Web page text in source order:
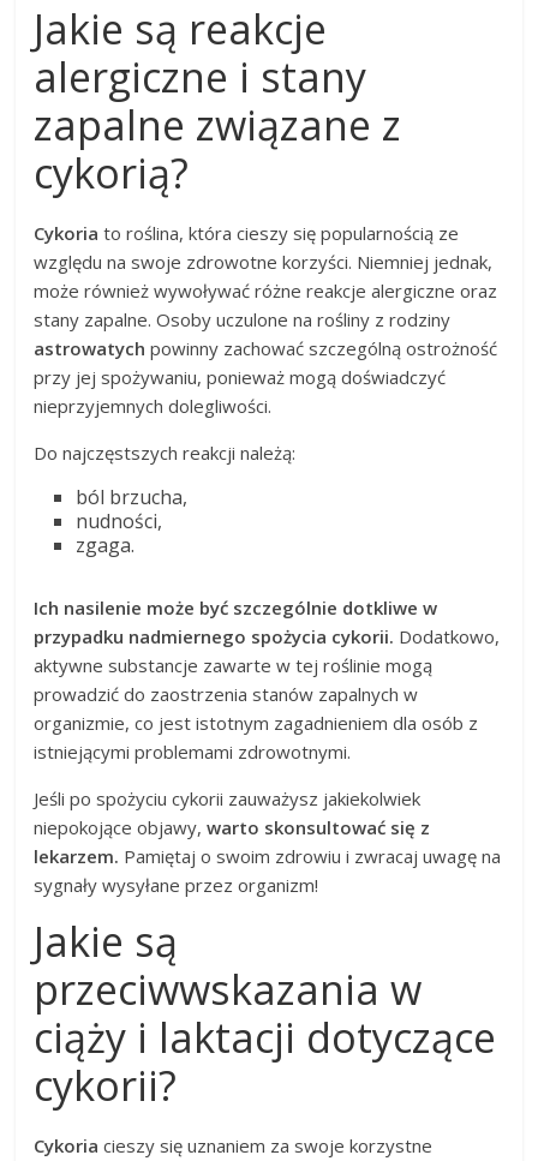
Jakie są reakcje
alergiczne i stany
zapalne związane z
cykorią?
Cykoria to roślina, która cieszy się popularnością ze
względu na swoje zdrowotne korzyści. Niemniej jednak,
może również wywoływać różne reakcje alergiczne oraz
stany zapalne. Osoby uczulone na rośliny z rodziny
astrowatych powinny zachować szczególną ostrożność
przy jej spożywaniu, ponieważ mogą doświadczyć
nieprzyjemnych dolegliwości.
Do najczęstszych reakcji należą:
ból brzucha,
nudności,
zgaga.
Ich nasilenie może być szczególnie dotkliwe w
przypadku nadmiernego spożycia cykorii. Dodatkowo,
aktywne substancje zawarte w tej roślinie mogą
prowadzić do zaostrzenia stanów zapalnych w
organizmie, co jest istotnym zagadnieniem dla osób z
istniejącymi problemami zdrowotnymi.
Jeśli po spożyciu cykorii zauważysz jakiekolwiek
niepokojące objawy,warto skonsultować się z
lekarzem. Pamiętaj o swoim zdrowiu i zwracaj uwagę na
sygnały wysyłane przez organizm!
Jakie są
przeciwwskazania w
ciąży i laktacji dotyczące
cykorii?
Cykoria cieszy się uznaniem za swoje korzystne